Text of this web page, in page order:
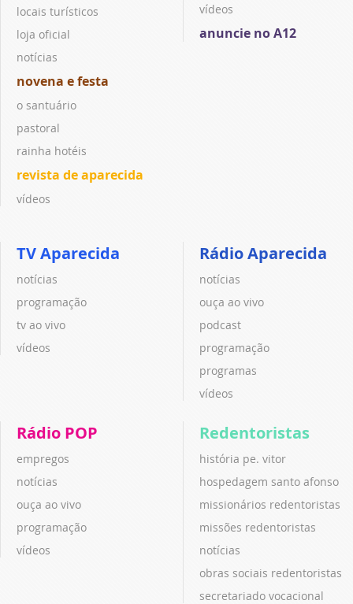
locais turísticos
loja oficial
notícias
novena e festa
o santuário
pastoral
rainha hotéis
revista de aparecida
vídeos
vídeos
anuncie no A12
TV Aparecida
notícias
programação
tv ao vivo
vídeos
Rádio Aparecida
notícias
ouça ao vivo
podcast
programação
programas
vídeos
Rádio POP
empregos
notícias
ouça ao vivo
programação
vídeos
Redentoristas
história pe. vitor
hospedagem santo afonso
missionários redentoristas
missões redentoristas
notícias
obras sociais redentoristas
secretariado vocacional